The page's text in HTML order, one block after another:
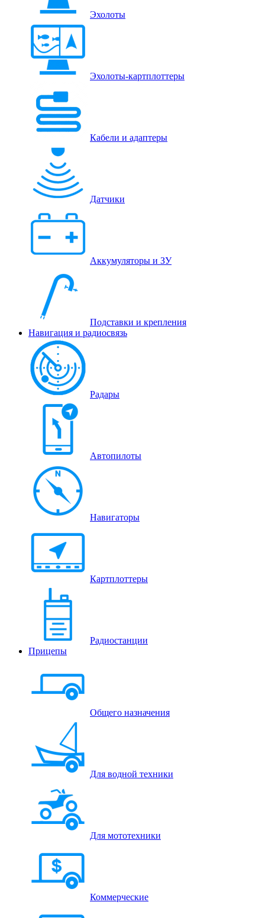
Эхолоты
Эхолоты-картплоттеры
Кабели и адаптеры
Датчики
Аккумуляторы и ЗУ
Подставки и крепления
Навигация и радиосвязь
Радары
Автопилоты
Навигаторы
Картплоттеры
Радиостанции
Прицепы
Общего назначения
Для водной техники
Для мототехники
Коммерческие